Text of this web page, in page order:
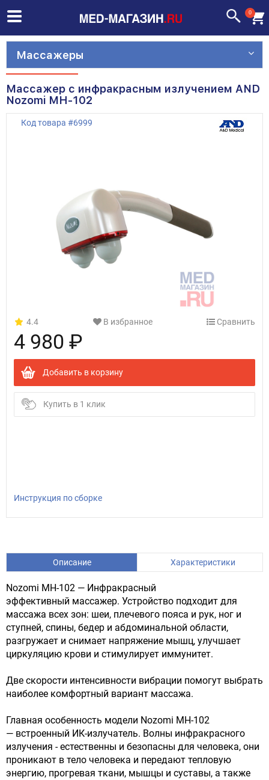
0
Массажеры
Массажер с инфракрасным излучением AND
Nozomi MH-102
Код товара #6999
4.4 В избранное Сравнить
4 980 ₽
Добавить в корзину
Купить в 1 клик
Инструкция по сборке
Описание Характеристики
Nozomi MH-102 — Инфракрасный
эффективный массажер. Устройство подходит для
массажа всех зон: шеи, плечевого пояса и рук, ног и
ступней, спины, бедер и абдоминальной области,
разгружает и снимает напряжение мышц, улучшает
циркуляцию крови и стимулирует иммунитет.
Две скорости интенсивности вибрации помогут выбрать
наиболее комфортный вариант массажа.
Главная особенность модели Nozomi MH-102
— встроенный ИК-излучатель. Волны инфракрасного
излучения - естественны и безопасны для человека, они
проникают в тело человека и передают тепловую
энергию, прогревая ткани, мышцы и суставы, а также